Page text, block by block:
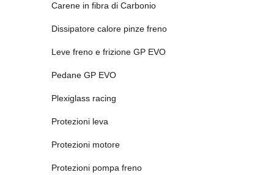
Carene in fibra di Carbonio
Dissipatore calore pinze freno
Leve freno e frizione GP EVO
Pedane GP EVO
Plexiglass racing
Protezioni leva
Protezioni motore
Protezioni pompa freno